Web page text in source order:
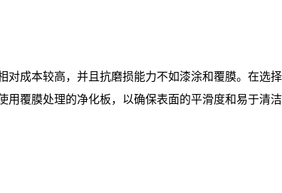
成本较高，并且抗磨损能力不如漆涂和覆膜。在选择
覆膜处理的净化板，以确保表面的平滑度和易于清洁